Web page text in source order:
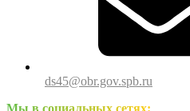
ds45@obr.gov.spb.ru